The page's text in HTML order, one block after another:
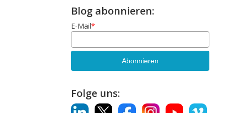
Blog abonnieren:
E-Mail*
Folge uns: